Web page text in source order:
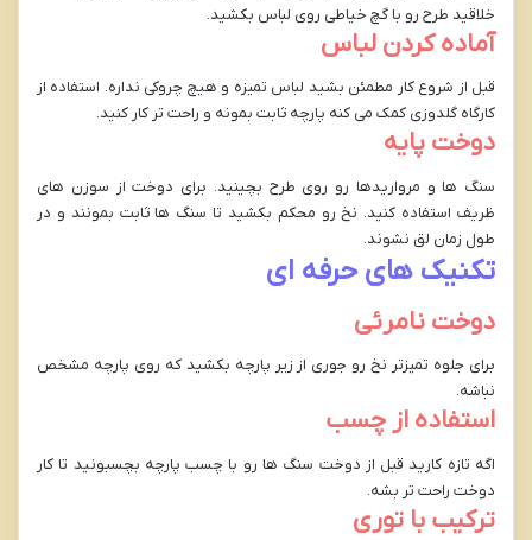
خلاقید طرح رو با گچ خیاطی روی لباس بکشید.
آماده کردن لباس
قبل از شروع کار مطمئن بشید لباس تمیزه و هیچ چروکی نداره. استفاده از
کارگاه گلدوزی کمک می کنه پارچه ثابت بمونه و راحت تر کار کنید.
دوخت پایه
سنگ ها و مرواریدها رو روی طرح بچینید. برای دوخت از سوزن های
ظریف استفاده کنید. نخ رو محکم بکشید تا سنگ ها ثابت بمونند و در
طول زمان لق نشوند.
تکنیک های حرفه ای
دوخت نامرئی
برای جلوه تمیزتر نخ رو جوری از زیر پارچه بکشید که روی پارچه مشخص
نباشه.
استفاده از چسب
اگه تازه کارید قبل از دوخت سنگ ها رو با چسب پارچه بچسبونید تا کار
دوخت راحت تر بشه.
ترکیب با توری